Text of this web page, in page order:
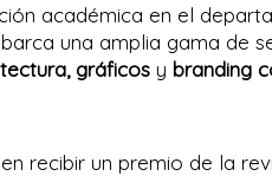
académica en el
una amplia gama de
gráficos y branding
recibir un premio de la